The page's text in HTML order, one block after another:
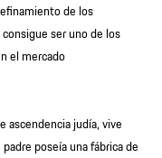
de los
ser uno de los
el mercado
ascendencia judía, vive
poseía una fábrica de